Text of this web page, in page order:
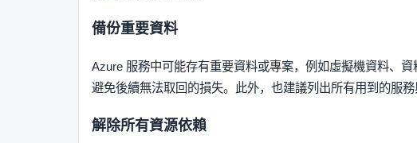
備份重要資料
Azure 服務中可能存有重要資料或專案，例如虛擬機資料、
避免後續無法取回的損失。此外，也建議列出所有用到的服
解除所有資源依賴